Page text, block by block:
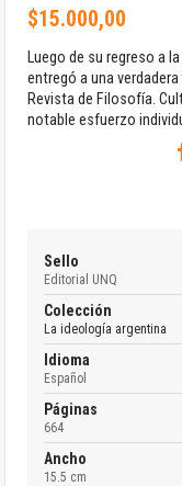
$15.000,00
Luego de su regreso a
entregó a una
Revista de Filosofía.
notable esfuerzo
Sello
Editorial UNQ
Colección
La ideología argentina
Idioma
Español
Páginas
664
Ancho
15.5 cm